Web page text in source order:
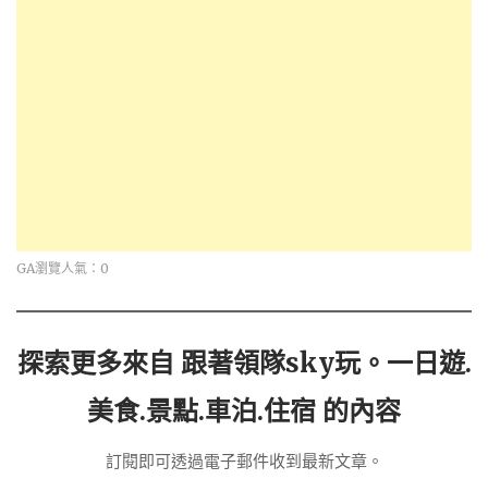
GA瀏覽人氣：0
探索更多來自 跟著領隊sky玩。一日遊.
美食.景點.車泊.住宿 的內容
訂閱即可透過電子郵件收到最新文章。